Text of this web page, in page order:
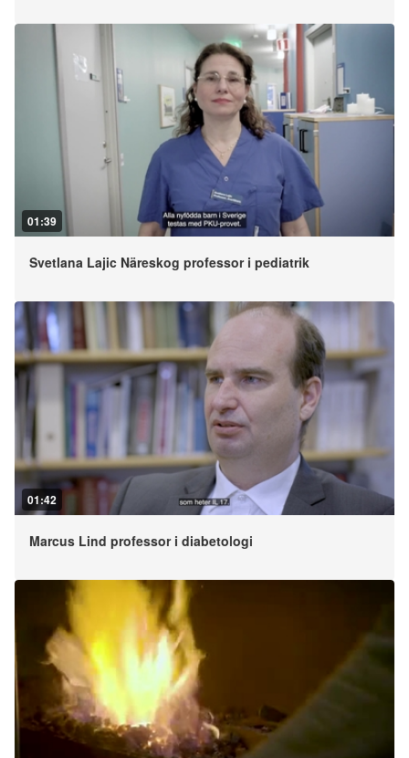
01:39
Svetlana Lajic Näreskog professor i pediatrik
01:42
Marcus Lind professor i diabetologi